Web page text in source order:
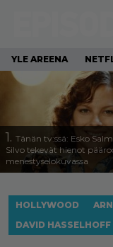
YLE AREENA
1. Tänän tv:ssä: Esko
Silvo tekevät hienot
menestyselokuvassa
HOLLYWOOD
DAVID HASSELHOFF